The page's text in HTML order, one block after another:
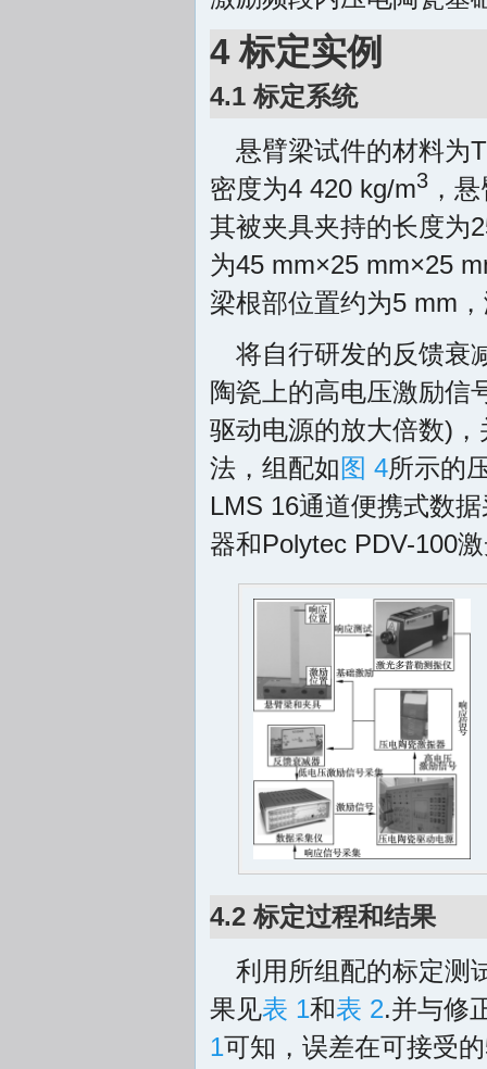
4 标定实例
4.1 标定系统
悬臂梁试件的材料为
密度为4 420 kg/m3 ，
其被夹具夹持的长度为
为45 mm×25 mm×25
梁根部位置约为5 mm
将自行研发的反馈衰
陶瓷上的高电压激励信
驱动电源的放大倍数)
法，组配如图 4所示的
LMS 16通道便携式数
器和Polytec PDV-100
4.2 标定过程和结果
利用所组配的标定测
果见表 1和表 2.并与修
1可知，误差在可接受